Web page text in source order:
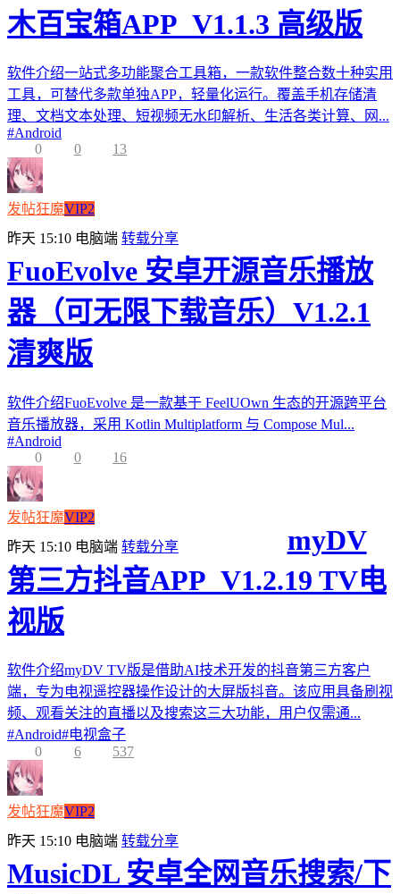
木百宝箱APP_V1.1.3 高级版
软件介绍一站式多功能聚合工具箱，一款软件整合数十种实用
工具，可替代多款单独APP，轻量化运行。覆盖手机存储清
理、文档文本处理、短视频无水印解析、生活各类计算、网...
#Android
0
0 13
发帖狂魔VIP2
昨天 15:10 电脑端 转载分享
FuoEvolve 安卓开源音乐播放
器（可无限下载音乐）V1.2.1
清爽版
软件介绍FuoEvolve 是一款基于 FeelUOwn 生态的开源跨平台
音乐播放器，采用 Kotlin Multiplatform 与 Compose Mul...
#Android
0
0 16
发帖狂魔VIP2
昨天 15:10 电脑端 转载分享
myDV
第三方抖音APP_V1.2.19 TV电
视版
软件介绍myDV TV版是借助AI技术开发的抖音第三方客户
端，专为电视遥控器操作设计的大屏版抖音。该应用具备刷视
频、观看关注的直播以及搜索这三大功能，用户仅需通...
#Android#电视盒子
0
6 537
发帖狂魔VIP2
昨天 15:10 电脑端 转载分享
MusicDL 安卓全网音乐搜索/下